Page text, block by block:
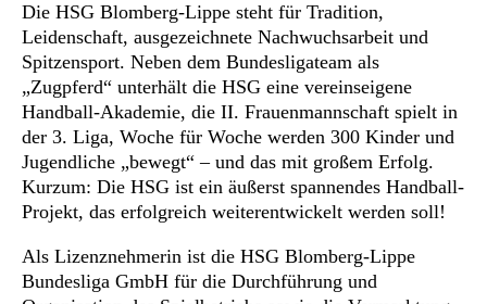
Die HSG Blomberg-Lippe steht für Tradition,
Leidenschaft, ausgezeichnete Nachwuchsarbeit und
Spitzensport. Neben dem Bundesligateam als
„Zugpferd“ unterhält die HSG eine vereinseigene
Handball-Akademie, die II. Frauenmannschaft spielt in
der 3. Liga, Woche für Woche werden 300 Kinder und
Jugendliche „bewegt“ – und das mit großem Erfolg.
Kurzum: Die HSG ist ein äußerst spannendes Handball-
Projekt, das erfolgreich weiterentwickelt werden soll!
Als Lizenznehmerin ist die HSG Blomberg-Lippe
Bundesliga GmbH für die Durchführung und